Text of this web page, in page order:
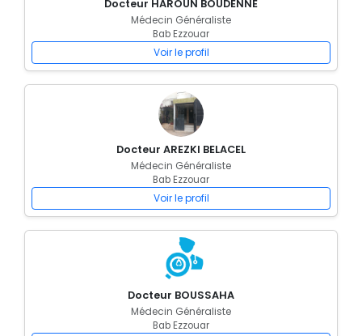
Docteur HAROUN BOUDENNE
Médecin Généraliste
Bab Ezzouar
Voir le profil
Docteur AREZKI BELACEL
Médecin Généraliste
Bab Ezzouar
Voir le profil
Docteur BOUSSAHA
Médecin Généraliste
Bab Ezzouar